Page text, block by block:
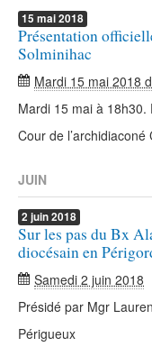
15 mai2018
Présentation
Solminihac
Mardi 15 mai 2018
Mardi 15 mai à
Cour de l’archidiaconé
JUIN
2 juin2018
Sur les pas du Bx
diocésain en
Samedi 2 juin 2018
Présidé par Mgr
Périgueux